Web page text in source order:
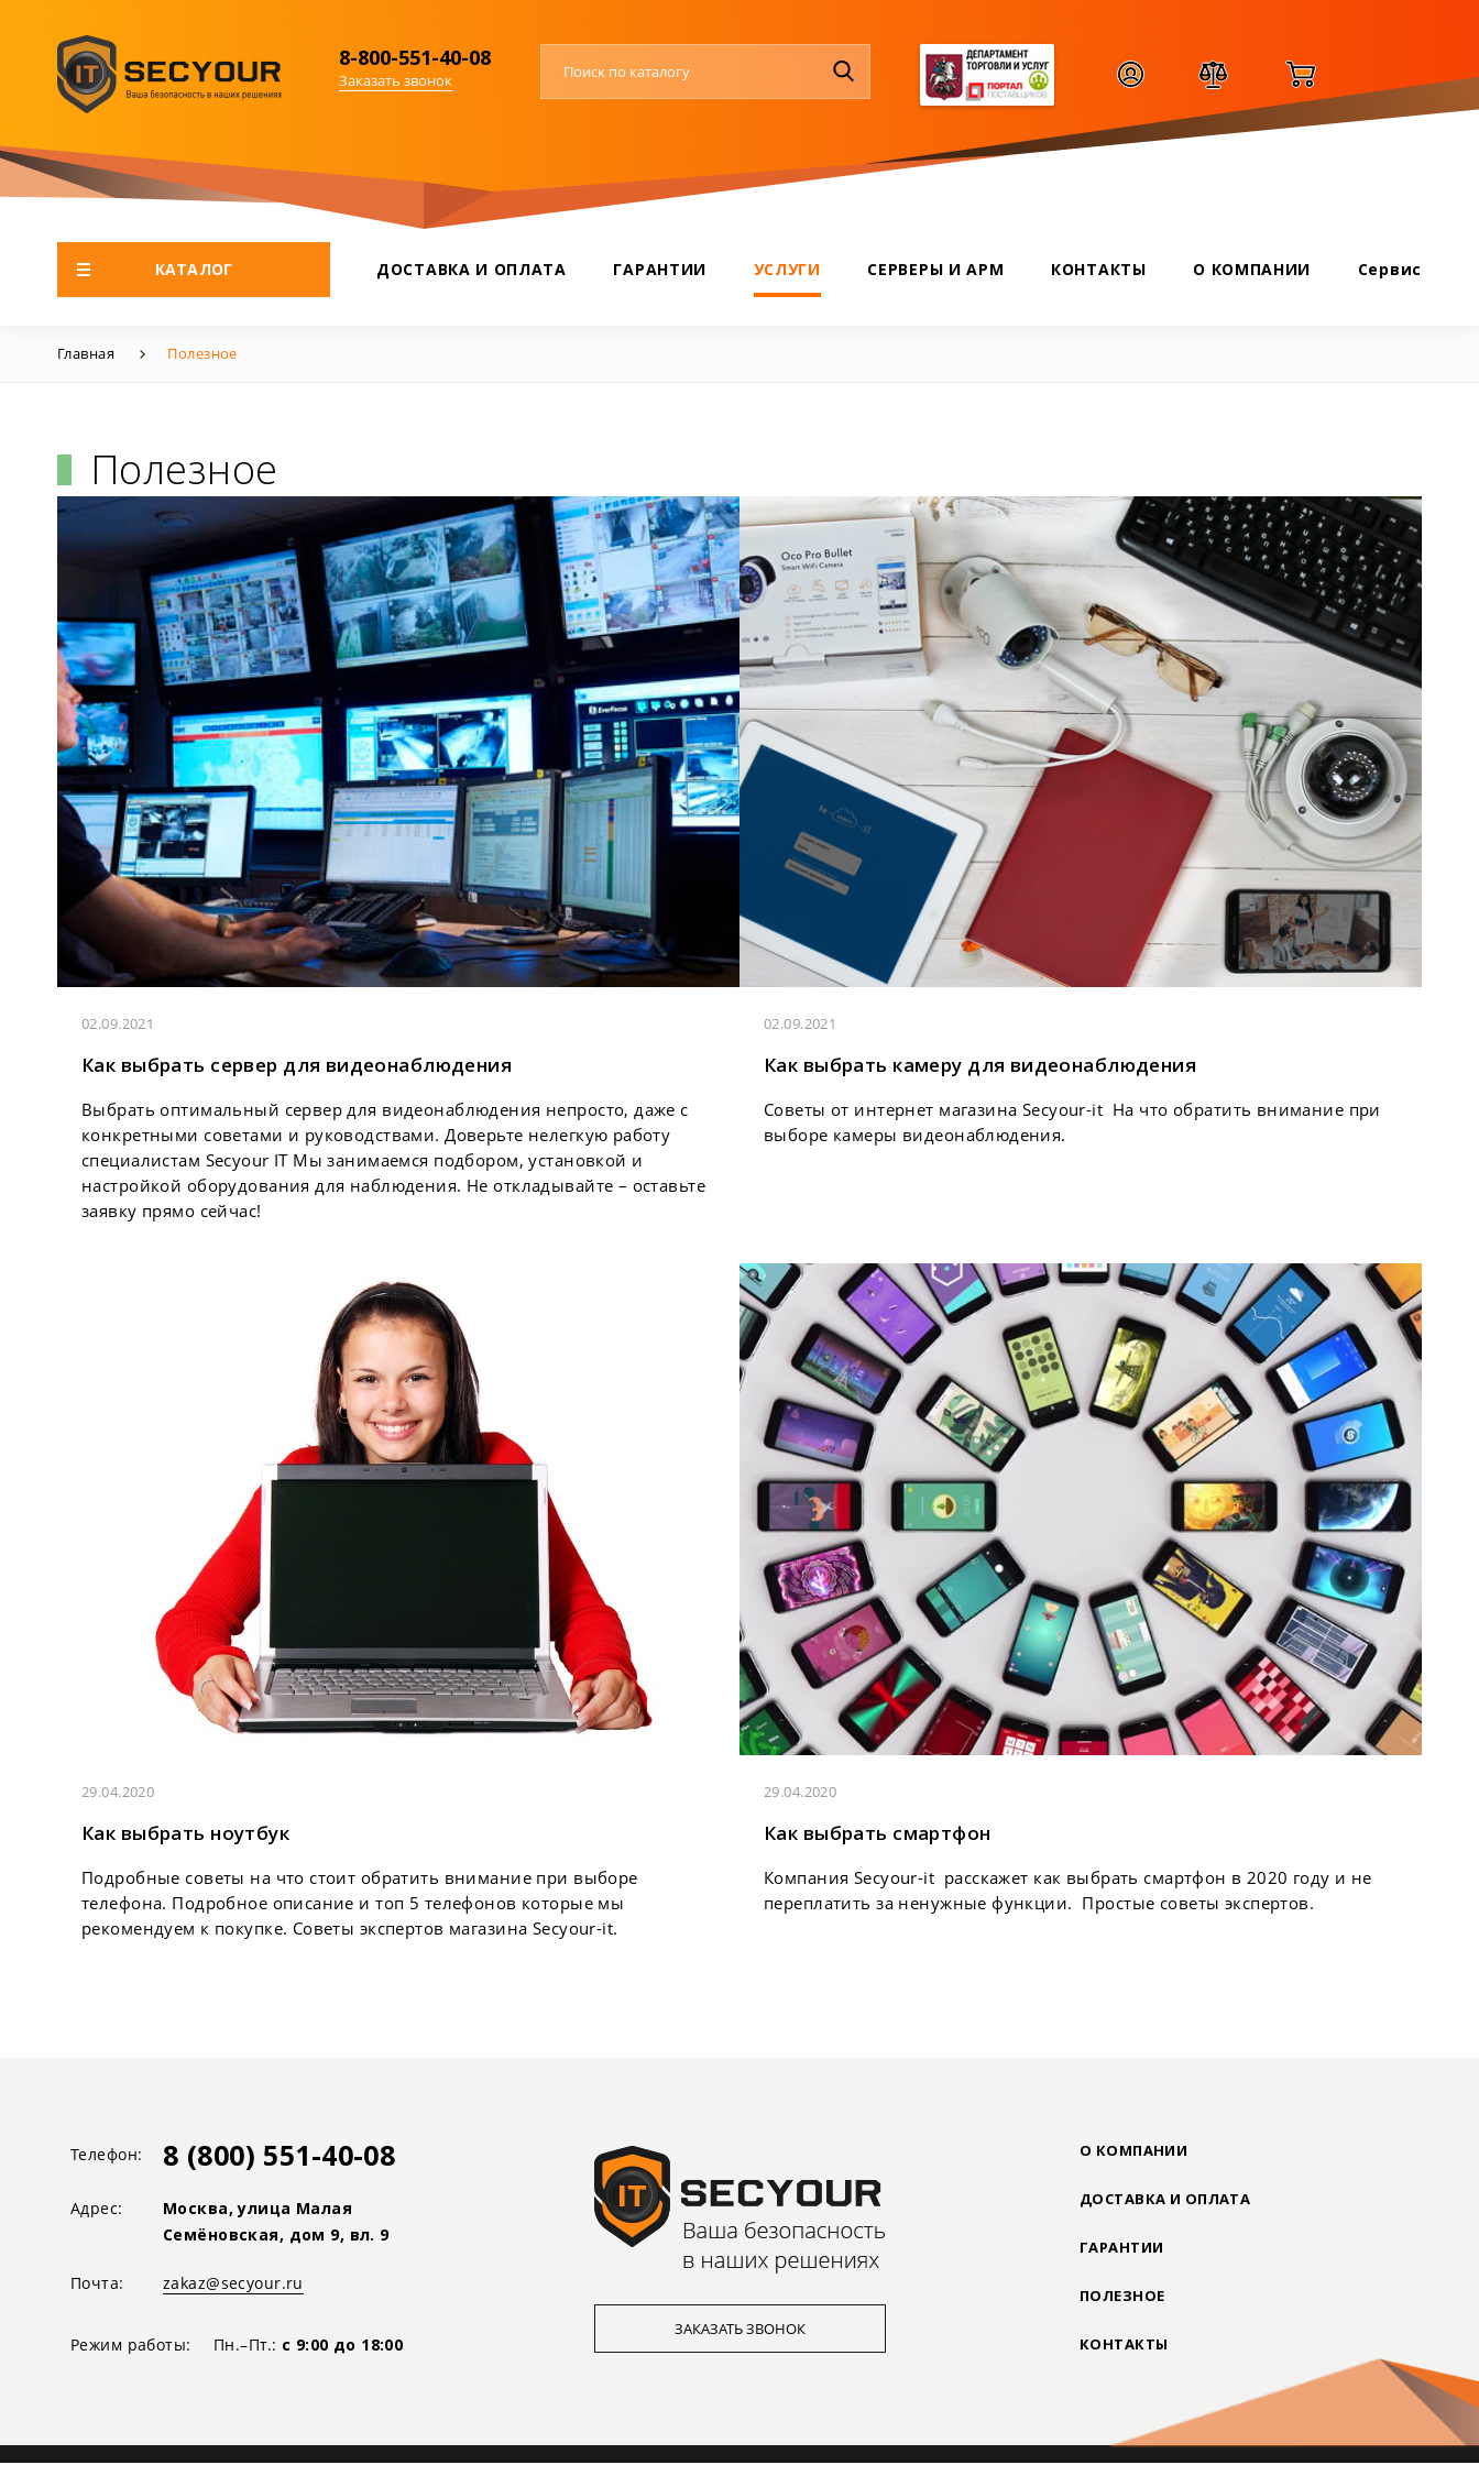
8-800-551-40-08
Заказать звонок
КАТАЛОГ ДОСТАВКА И ОПЛАТА ГАРАНТИИ УСЛУГИ СЕРВЕРЫ И АРМ КОНТАКТЫ О КОМПАНИИ Сервис
Главная Полезное
Полезное
02.09.2021
Как выбрать сервер для видеонаблюдения
Выбрать оптимальный сервер для видеонаблюдения непросто, даже с
конкретными советами и руководствами. Доверьте нелегкую работу
специалистам Secyour IT Мы занимаемся подбором, установкой и
настройкой оборудования для наблюдения. Не откладывайте – оставьте
заявку прямо сейчас!
02.09.2021
Как выбрать камеру для видеонаблюдения
Советы от интернет магазина Secyour-it На что обратить внимание при
выборе камеры видеонаблюдения.
29.04.2020
Как выбрать ноутбук
Подробные советы на что стоит обратить внимание при выборе
телефона. Подробное описание и топ 5 телефонов которые мы
рекомендуем к покупке. Советы экспертов магазина Secyour-it.
29.04.2020
Как выбрать смартфон
Компания Secyour-it расскажет как выбрать смартфон в 2020 году и не
переплатить за ненужные функции. Простые советы экспертов.
Телефон: 8 (800) 551-40-08
Адрес:
Москва, улица Малая
Семёновская, дом 9, вл. 9
Почта: zakaz@secyour.ru
Режим работы: Пн.–Пт.: с 9:00 до 18:00
ЗАКАЗАТЬ ЗВОНОК
О КОМПАНИИ
ДОСТАВКА И ОПЛАТА
ГАРАНТИИ
ПОЛЕЗНОЕ
КОНТАКТЫ